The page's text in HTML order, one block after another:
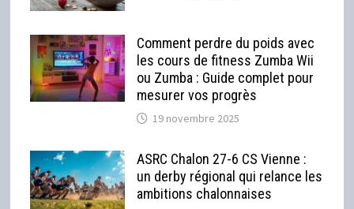
Comment perdre du poids avec
les cours de fitness Zumba Wii
ou Zumba : Guide complet pour
mesurer vos progrès
19 novembre 2025
ASRC Chalon 27-6 CS Vienne :
un derby régional qui relance les
ambitions chalonnaises